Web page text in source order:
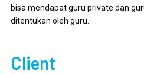
bisa mendapat guru private dan
ditentukan oleh guru.
Client